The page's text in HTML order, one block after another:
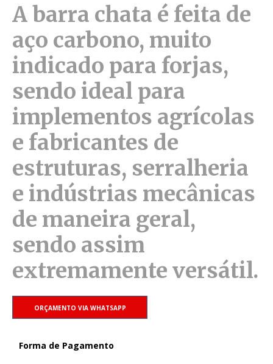
A barra chata é feita de
aço carbono, muito
indicado para forjas,
sendo ideal para
implementos agrícolas
e fabricantes de
estruturas, serralheria
e indústrias mecânicas
de maneira geral,
sendo assim
extremamente versátil.
ORÇAMENTO VIA WHATSAPP
Forma de Pagamento